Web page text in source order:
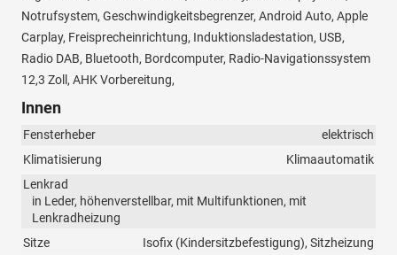
Notrufsystem, Geschwindigkeitsbegrenzer, Android Auto, Apple
Carplay, Freisprecheinrichtung, Induktionsladestation, USB,
Radio DAB, Bluetooth, Bordcomputer, Radio-Navigationssystem
12,3 Zoll, AHK Vorbereitung,
Innen
Fensterheber
elektrisch
Klimatisierung
Klimaautomatik
Lenkrad
in Leder, höhenverstellbar, mit Multifunktionen, mit
Lenkradheizung
Sitze
Isofix (Kindersitzbefestigung), Sitzheizung